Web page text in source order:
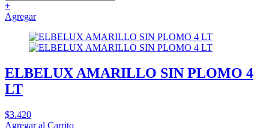
+
Agregar
ELBELUX AMARILLO SIN PLOMO 4
LT
$3.420
Agregar al Carrito